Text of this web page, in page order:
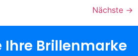
Nächste →
Ihre Brillenmarke